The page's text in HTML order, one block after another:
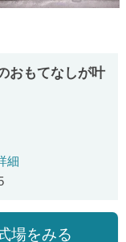
おもてなしが叶
細
場をみる